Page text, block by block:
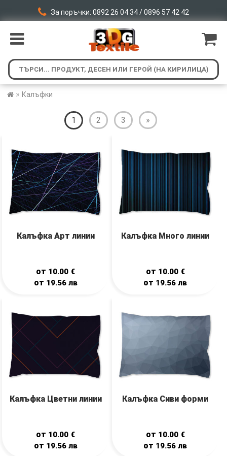
За поръчки: 0892 26 04 34 / 0896 57 42 42
» Калъфки
1 2 3 »
Калъфка Арт линии
от 10.00 €
от 19.56 лв
Калъфка Много линии
от 10.00 €
от 19.56лв
Калъфка Цветни линии
от 10.00 €
от 19.56 лв
Калъфка Сиви форми
от 10.00 €
от 19.56лв